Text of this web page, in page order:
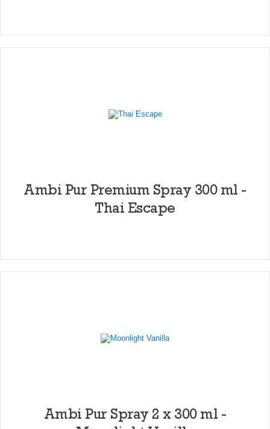
Ambi Pur Premium Spray 300 ml -
Thai Escape
Ambi Pur Spray 2 x 300 ml -